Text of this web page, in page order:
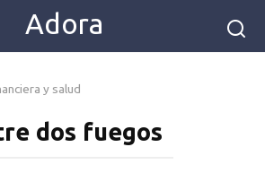
Adora
y salud
dos fuegos